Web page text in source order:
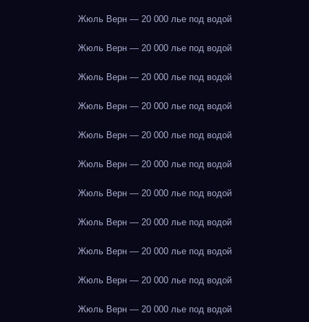
Жюль Верн — 20 000 лье под водой
Жюль Верн — 20 000 лье под водой
Жюль Верн — 20 000 лье под водой
Жюль Верн — 20 000 лье под водой
Жюль Верн — 20 000 лье под водой
Жюль Верн — 20 000 лье под водой
Жюль Верн — 20 000 лье под водой
Жюль Верн — 20 000 лье под водой
Жюль Верн — 20 000 лье под водой
Жюль Верн — 20 000 лье под водой
Жюль Верн — 20 000 лье под водой